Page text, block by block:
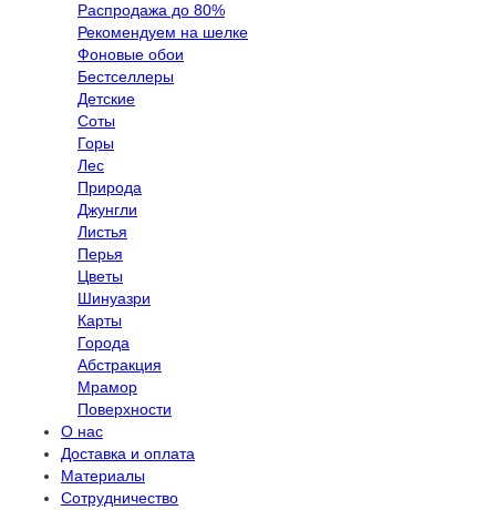
Распродажа до 80%
Рекомендуем на шелке
Фоновые обои
Бестселлеры
Детские
Соты
Горы
Лес
Природа
Джунгли
Листья
Перья
Цветы
Шинуазри
Карты
Города
Абстракция
Мрамор
Поверхности
О нас
Доставка и оплата
Материалы
Сотрудничество